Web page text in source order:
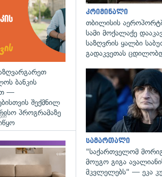
ბანკის
—
შექმნილ
პროგრამაზე
კრიმინალი
თბილისის
სამი მოქალაქე
საზღვრის ყალბი
გადაკვეთას
სამართალი
"საქართველომ
მოუგო გიგა
მკვლელებს" — ეკა